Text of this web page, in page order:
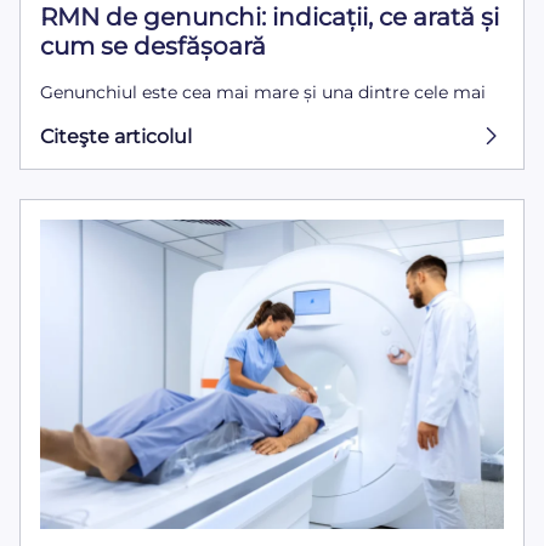
RMN de genunchi: indicații, ce arată și
cum se desfășoară
Genunchiul este cea mai mare și una dintre cele mai
Citeşte articolul